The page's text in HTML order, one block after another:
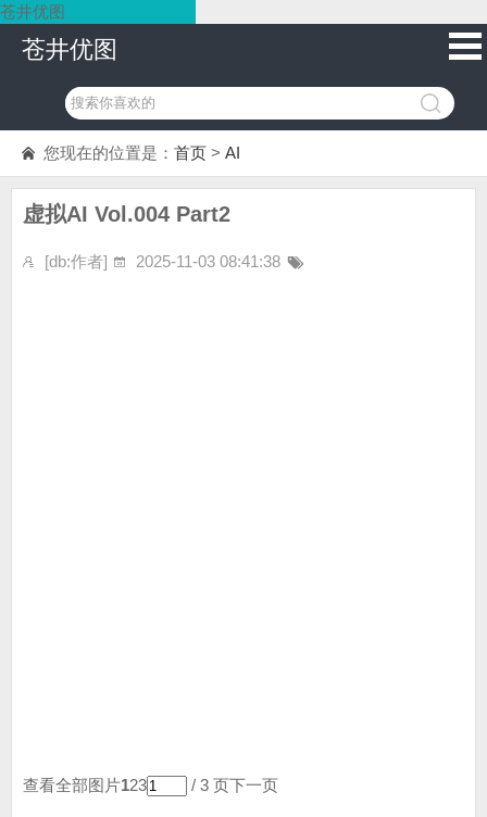
苍井优图
苍井优图
您现在的位置是： 首页 > AI
虚拟AI Vol.004 Part2
[db:作者] 2025-11-03 08:41:38
查看全部图片123 / 3 页下一页